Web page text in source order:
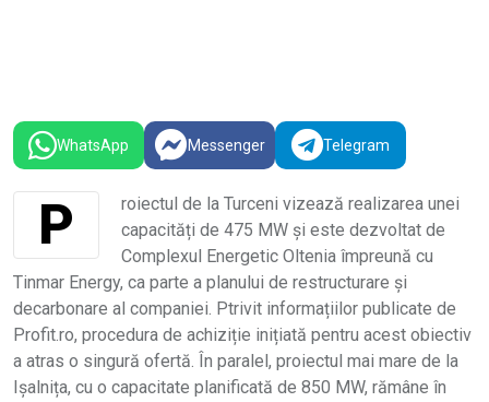
WhatsApp Messenger Telegram
Proiectul de la Turceni vizează realizarea unei
capacități de 475 MW și este dezvoltat de
Complexul Energetic Oltenia împreună cu
Tinmar Energy, ca parte a planului de restructurare și
decarbonare al companiei. Ptrivit informațiilor publicate de
Profit.ro, procedura de achiziție inițiată pentru acest obiectiv
a atras o singură ofertă. În paralel, proiectul mai mare de la
Ișalnița, cu o capacitate planificată de 850 MW, rămâne în